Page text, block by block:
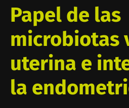
a
la
navegación
Papel de las
microbiotas
uterina e
la